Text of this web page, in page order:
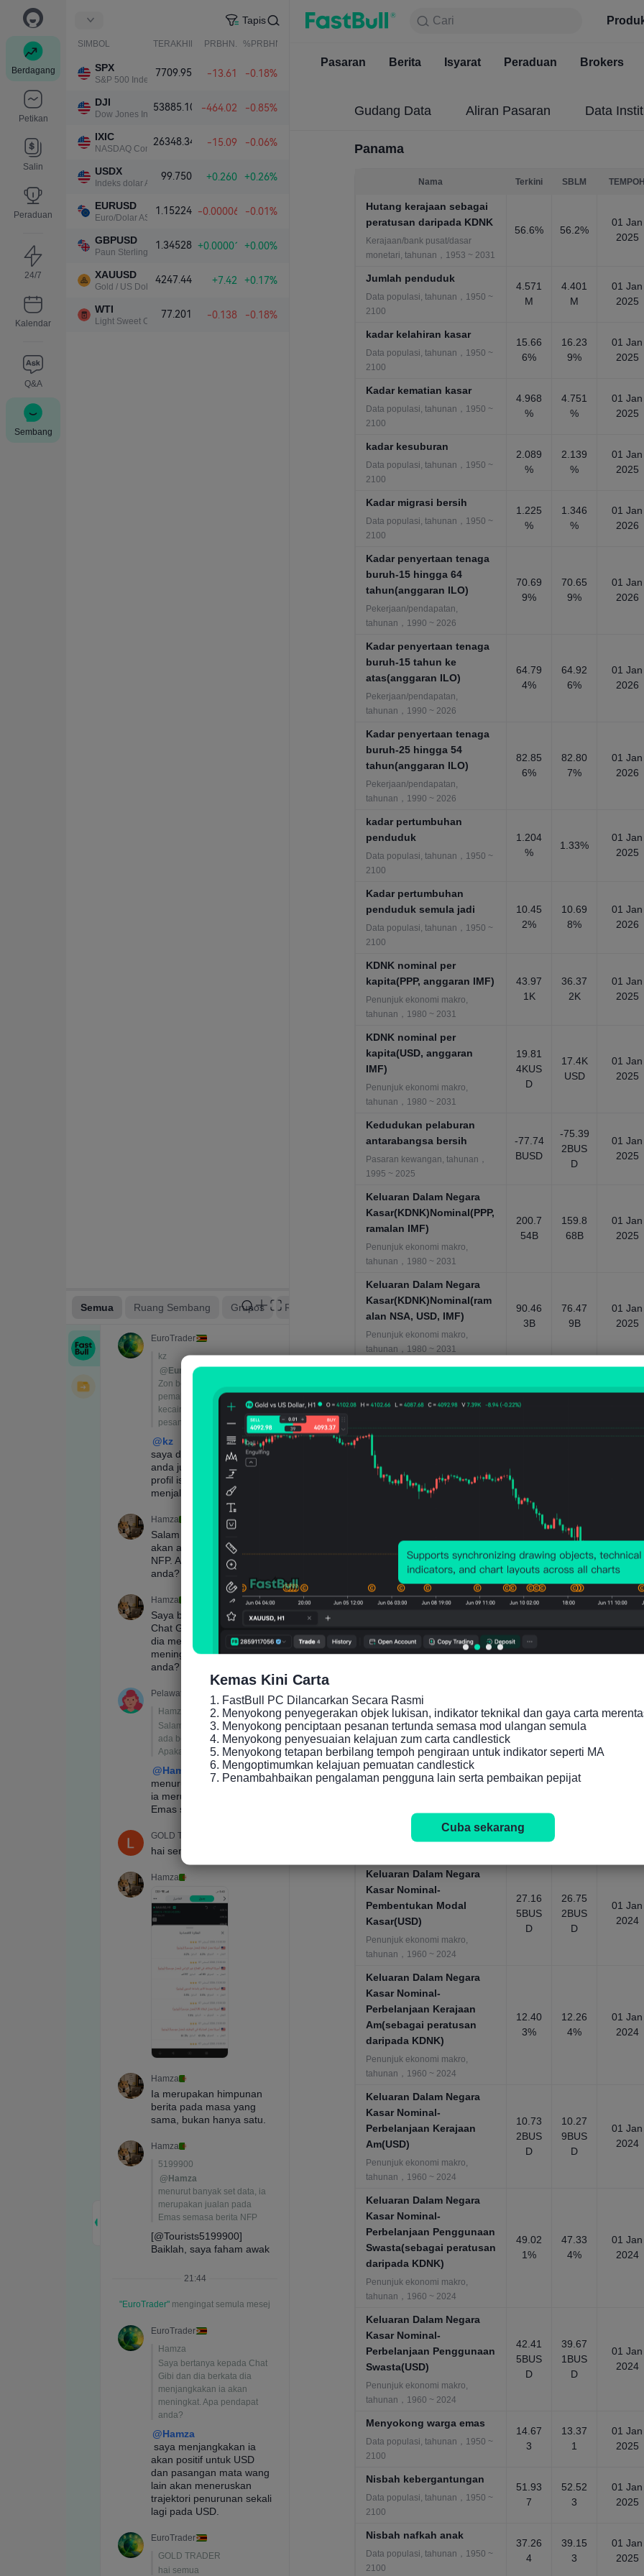
Berdagang
Petikan
Salin
Peraduan
24/7
Kalendar
Q&A
Sembang
Tapis
SIMBOL TERAKHIR PRBHN. %PRBHN.
SPX
S&P 500 Index
7709.95 -13.61 -0.18%
DJI
Dow Jones Industrial Average
53885.10 -464.02 -0.85%
IXIC
NASDAQ Composite Index
26348.34 -15.09 -0.06%
USDX
Indeks dolar A.S.
99.750 +0.260 +0.26%
EURUSD
Euro/Dolar AS
1.15224 -0.00006 -0.01%
GBPUSD
Paun Sterling/Dolar AS
1.34528 +0.00001 +0.00%
XAUUSD
Gold / US Dollar
4247.44 +7.42 +0.17%
WTI
Light Sweet Crude Oil
77.201 -0.138 -0.18%
Cari
Pasaran Berita Isyarat
Cari
Pasaran Berita Isyarat Peraduan Brokers
Gudang Data Aliran Pasaran Data
Panama
Nama Terkini SBLM TEMPOH
Hutang kerajaan sebagai
peratusan daripada KDNK
Kerajaan/bank pusat/dasar
monetari, tahunan，1953 ~ 2031
56.6% 56.2%
01 Jan
2025
Jumlah penduduk
Data populasi, tahunan，1950 ~
2100
4.571
M
4.401
M
01 Jan
2025
kadar kelahiran kasar
Data populasi, tahunan，1950 ~
2100
15.66
6%
16.23
9%
01 Jan
2025
Kadar kematian kasar
Data populasi, tahunan，1950 ~
2100
4.968
%
4.751
%
01 Jan
2025
kadar kesuburan
Data populasi, tahunan，1950 ~
2100
2.089
%
2.139
%
01 Jan
2025
Kadar migrasi bersih
Data populasi, tahunan，1950 ~
2100
1.225
%
1.346
%
01 Jan
2026
Kadar penyertaan tenaga
buruh-15 hingga 64
tahun(anggaran ILO)
Pekerjaan/pendapatan,
tahunan，1990 ~ 2026
70.69
9%
70.65
9%
01 Jan
2026
Kadar penyertaan tenaga
buruh-15 tahun ke
atas(anggaran ILO)
Pekerjaan/pendapatan,
tahunan，1990 ~ 2026
64.79
4%
64.92
6%
01 Jan
2026
Kadar penyertaan tenaga
buruh-25 hingga 54
tahun(anggaran ILO)
Pekerjaan/pendapatan,
tahunan，1990 ~ 2026
82.85
6%
82.80
7%
01 Jan
2026
kadar pertumbuhan
penduduk
Data populasi, tahunan，1950 ~
2100
1.204
%
1.33%
01 Jan
2025
Kadar pertumbuhan
penduduk semula jadi
Data populasi, tahunan，1950 ~
2100
10.45
2%
10.69
8%
01 Jan
2026
KDNK nominal per
kapita(PPP, anggaran IMF)
Penunjuk ekonomi makro,
tahunan，1980 ~ 2031
43.97
1K
36.37
2K
01 Jan
2025
KDNK nominal per
kapita(USD, anggaran
IMF)
Penunjuk ekonomi makro,
tahunan，1980 ~ 2031
19.81
4KUS
D
17.4K
USD
01 Jan
2025
Kedudukan pelaburan
antarabangsa bersih
Pasaran kewangan, tahunan，
1995 ~ 2025
-77.74
BUSD
-75.39
2BUS
D
01 Jan
2025
Keluaran Dalam Negara
Kasar(KDNK)Nominal(PPP,
ramalan IMF)
Penunjuk ekonomi makro,
tahunan，1980 ~ 2031
200.7
54B
159.8
68B
01 Jan
2025
Keluaran Dalam Negara
Kasar(KDNK)Nominal(ram
alan NSA, USD, IMF)
Penunjuk ekonomi makro,
tahunan，1980 ~ 2031
90.46
3B
76.47
9B
01 Jan
2025
Eksport(USD)
tahunan，1960 ~ 2024
38.38
BUSD
01 Jan
Keluaran Dalam Negara
Kasar(KDNK)Nominal-
Eksport-KDNK sebagai
tahunan，1960 ~ 2024
44.35
8%
Keluaran Dalam Negara
Kasar(KDNK)Nominal-
Import(USD)
tahunan，1960 ~ 2024
8BUS
4BUS
01 Jan
2024
Keluaran Dalam Negara
daripada KDNK
Penunjuk ekonomi makro,
tahunan，1960 ~ 2024
Keluaran Dalam Negara
Kasar Nominal-
Pembentukan Modal
daripada KDNK)
Penunjuk ekonomi makro,
Keluaran Dalam Negara
Kasar Nominal-
Pembentukan Modal
Kasar(USD)
Penunjuk ekonomi makro,
tahunan，1960 ~ 2024
27.16
5BUS
D
26.75
2BUS
D
01 Jan
2024
Keluaran Dalam Negara
Kasar Nominal-
Perbelanjaan Kerajaan
Am(sebagai peratusan
daripada KDNK)
Penunjuk ekonomi makro,
tahunan，1960 ~ 2024
12.40
3%
12.26
4%
01 Jan
2024
Keluaran Dalam Negara
Kasar Nominal-
Perbelanjaan Kerajaan
Am(USD)
Penunjuk ekonomi makro,
tahunan，1960 ~ 2024
10.73
2BUS
D
10.27
9BUS
D
01 Jan
2024
Keluaran Dalam Negara
Kasar Nominal-
Perbelanjaan Penggunaan
Swasta(sebagai peratusan
daripada KDNK)
Penunjuk ekonomi makro,
tahunan，1960 ~ 2024
49.02
1%
47.33
4%
01 Jan
2024
Keluaran Dalam Negara
Kasar Nominal-
Perbelanjaan Penggunaan
Swasta(USD)
Penunjuk ekonomi makro,
tahunan，1960 ~ 2024
42.41
5BUS
D
39.67
1BUS
D
01 Jan
2024
Menyokong warga emas
Data populasi, tahunan，1950 ~
2100
14.67
3
13.37
1
01 Jan
2025
Nisbah kebergantungan
Data populasi, tahunan，1950 ~
2100
51.93
7
52.52
3
01 Jan
2025
Nisbah nafkah anak
Data populasi, tahunan，1950 ~
2100
37.26
4
39.15
3
01 Jan
2025
Kemas Kini Carta
1. FastBull PC Dilancarkan Secara Rasmi
2. Menyokong penyegerakan objek lukisan, indikator teknikal dan gaya carta
3. Menyokong penciptaan pesanan tertunda semasa mod ulangan semula
4. Menyokong penyesuaian kelajuan zum carta candlestick
5. Menyokong tetapan berbilang tempoh pengiraan untuk indikator seperti MA
6. Mengoptimumkan kelajuan pemuatan candlestick
7. Penambahbaikan pengalaman pengguna lain serta pembaikan pepijat
Cuba sekarang